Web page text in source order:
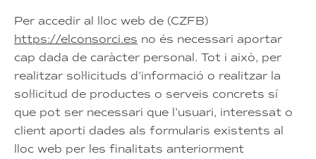
Per accedir al lloc web de (CZFB)
https://elconsorci.es no és necessari aportar
cap dada de caràcter personal. Tot i això, per
realitzar sol·licituds d’informació o realitzar la
sol·licitud de productes o serveis concrets sí
que pot ser necessari que l’usuari, interessat o
client aporti dades als formularis existents al
lloc web per les finalitats anteriorment